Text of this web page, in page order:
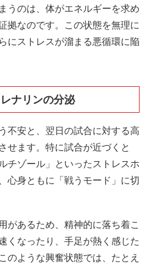
うのは、体がエネルギーを求め
拠なのです。この状態を無理に
にストレスが溜まる悪循環に陥
ナリンの分泌
不安と、翌日の試合に対する高
せます。特に試合が近づくと
チゾール」といったストレスホ
心身ともに「戦うモード」に切
があるため、精神的に落ち着こ
くなったり、手足が熱く感じた
のような興奮状態では、たとえ